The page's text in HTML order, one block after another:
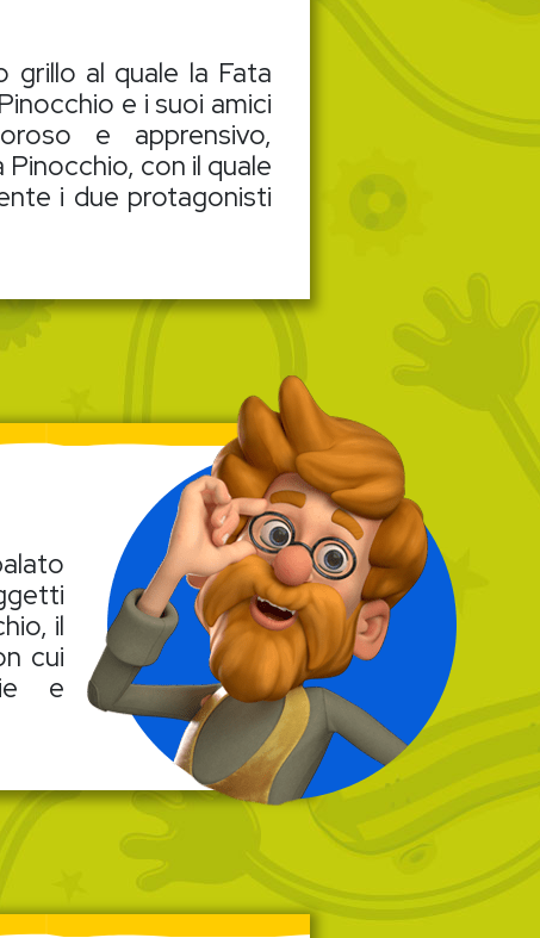
grillo al quale la Fata
e i suoi amici
e apprensivo,
con il quale
i due protagonisti
il
cui
e